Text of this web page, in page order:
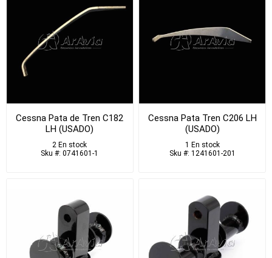
Cessna Pata de Tren C182
LH (USADO)
2 En stock
Sku #: 0741601-1
Cessna Pata Tren C206 LH
(USADO)
1 En stock
Sku #: 1241601-201